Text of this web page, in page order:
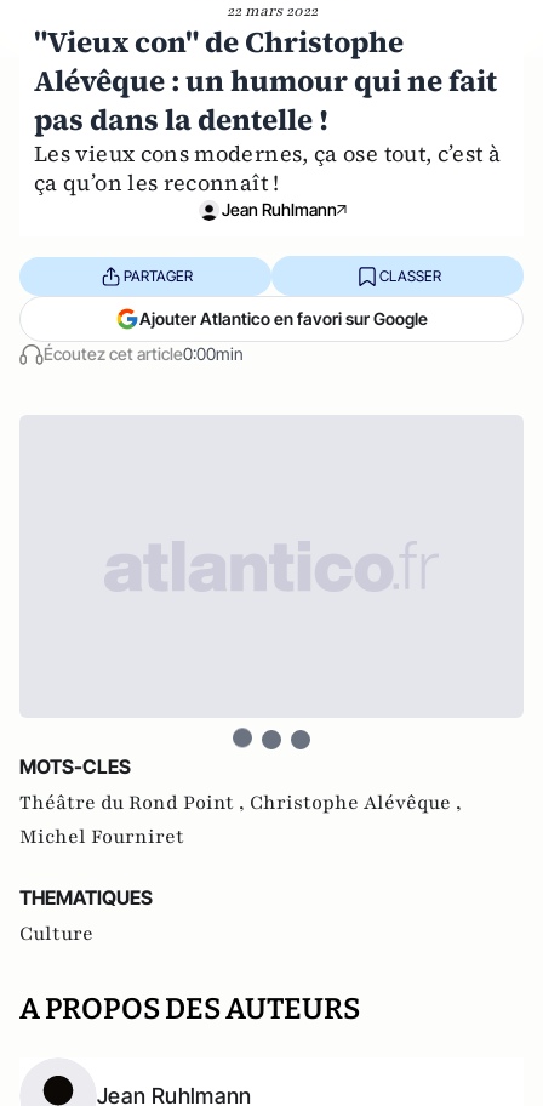
22 mars 2022
"Vieux con" de Christophe
Alévêque : un humour qui ne fait
pas dans la dentelle !
Les vieux cons modernes, ça ose tout, c’est à
ça qu’on les reconnaît !
Jean Ruhlmann
Écoutez cet article0:00min
PARTAGER CLASSER
Ajouter Atlantico en favori sur Google
MOTS-CLES
Théâtre du Rond Point , Christophe Alévêque ,
Michel Fourniret
THEMATIQUES
Culture
A PROPOS DES AUTEURS
Jean Ruhlmann